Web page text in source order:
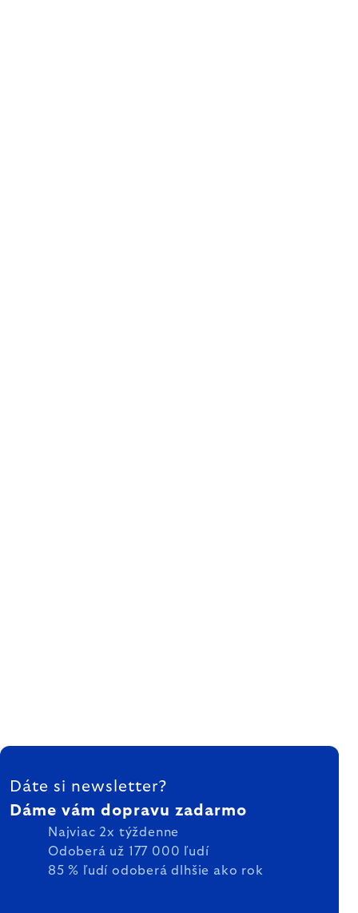
ZÁPÄTIE
Dáte si newsletter?
Dáme vám dopravu zadarmo
Najviac 2x týždenne
Odoberá už 177 000 ľudí
85 % ľudí odoberá dlhšie ako rok